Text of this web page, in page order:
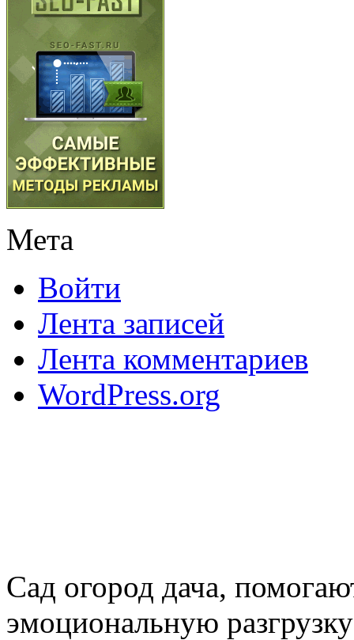
Мета
Войти
Лента записей
Лента комментариев
WordPress.org
Сад огород дача,
эмоциональную